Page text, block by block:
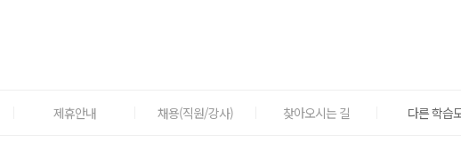
제휴안내 채용(직원/강사) 찾아오시는 길 다른 학습